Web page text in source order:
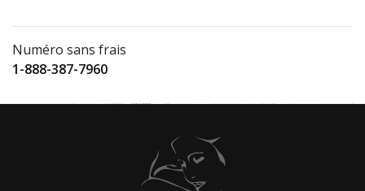
Numéro sans frais
1-888-387-7960